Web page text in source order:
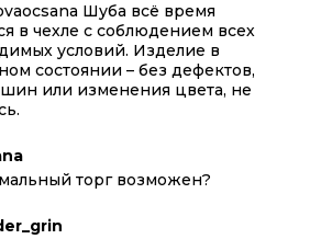
Шуба всё время
в чехле с соблюдением всех
условий. Изделие в
состоянии – без дефектов,
или изменения цвета, не
торг возможен?